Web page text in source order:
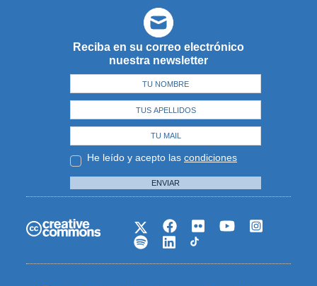
Reciba en su correo electrónico
nuestra newsletter
He leído y acepto las condiciones
ENVIAR